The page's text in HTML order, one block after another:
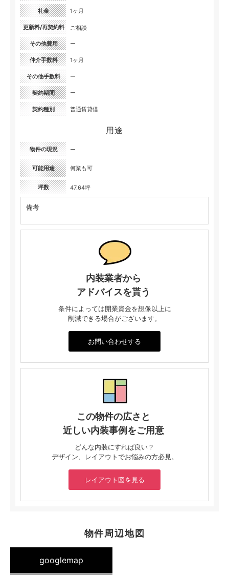
礼金 1ヶ月
更新料/再契約料 ご相談
その他費用 ー
仲介手数料 1ヶ月
その他手数料 ー
契約期間 ー
契約種別 普通賃貸借
用途
物件の現況 ー
可能用途 何業も可
坪数 47.64坪
備考
内装業者から
アドバイスを貰う
条件によっては開業資金を想像以上に
削減できる場合がございます。
お問い合わせする
この物件の広さと
近しい内装事例をご用意
どんな内装にすれば良い？
デザイン、レイアウトでお悩みの方必見。
レイアウト図を見る
物件周辺地図
googlemap